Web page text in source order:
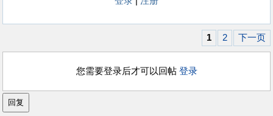
1 2 下一页
您需要登录后才可以回帖 登录